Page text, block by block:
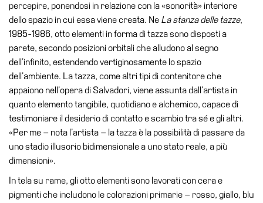
Ricerca
Famiglie
Scuole
Visite
guidate
Progetto
Summer
School
Progetti
EN
percepire, ponendosi in relazione con la «sonorità» interiore
dello spazio in cui essa viene creata. Ne La stanza delle tazze,
1985-1986, otto elementi in forma di tazza sono disposti a
parete, secondo posizioni orbitali che alludono al segno
dell’infinito, estendendo vertiginosamente lo spazio
dell’ambiente. La tazza, come altri tipi di contenitore che
appaiono nell’opera di Salvadori, viene assunta dall’artista in
quanto elemento tangibile, quotidiano e alchemico, capace di
testimoniare il desiderio di contatto e scambio tra sé e gli altri.
«Per me – nota l’artista – la tazza è la possibilità di passare da
uno stadio illusorio bidimensionale a uno stato reale, a più
dimensioni».
In tela su rame, gli otto elementi sono lavorati con cera e
pigmenti che includono le colorazioni primarie – rosso, giallo, blu